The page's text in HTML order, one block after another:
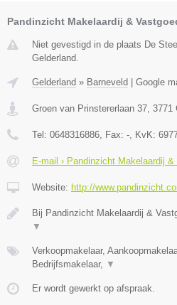
Pandinzicht Makelaardij &
Niet gevestigd in de plaats De
Gelderland.
Gelderland » Barneveld Google
Groen van Prinstererlaan 37, 3771
Tel: 0648316886, Fax: -, KvK:
E-mail › Pandinzicht Makelaardij &
Website: http://
Bij Pandinzicht Makelaardij &
▼
Verkoopmakelaar,
Bedrijfsmakelaar, ▼
Er wordt gewerkt op afspraak.